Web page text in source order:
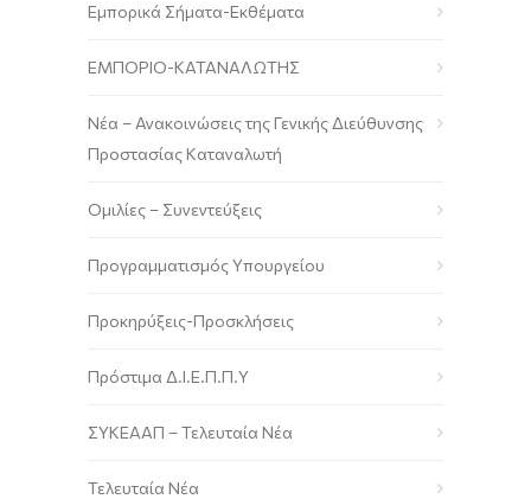
Εμπορικά Σήματα-Εκθέματα
ΕΜΠΟΡΙΟ-ΚΑΤΑΝΑΛΩΤΗΣ
Νέα – Ανακοινώσεις της Γενικής Διεύθυνσης
Προστασίας Καταναλωτή
Ομιλίες – Συνεντεύξεις
Προγραμματισμός Υπουργείου
Προκηρύξεις-Προσκλήσεις
Πρόστιμα Δ.Ι.Ε.Π.Π.Υ
ΣΥΚΕΑΑΠ – Τελευταία Νέα
Τελευταία Νέα